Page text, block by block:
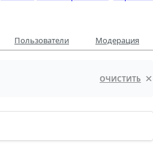
Пользователи Модерация
ОЧИСТИТЬ